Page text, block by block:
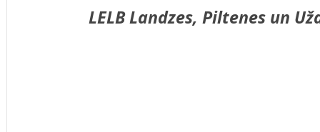
LELBLandzes, Piltenes un